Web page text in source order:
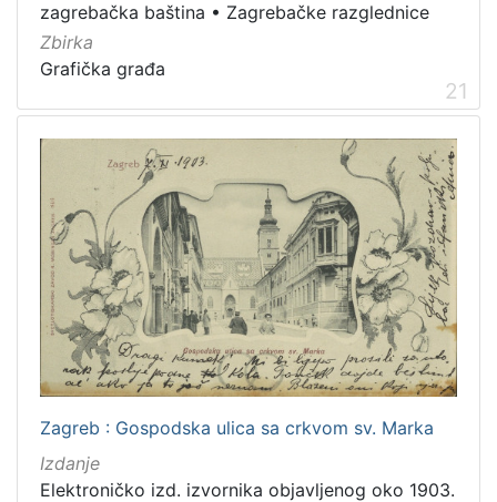
zagrebačka baština • Zagrebačke razglednice
Zbirka
Grafička građa
21
Zagreb : Gospodska ulica sa crkvom sv. Marka
Izdanje
Elektroničko izd. izvornika objavljenog oko 1903.